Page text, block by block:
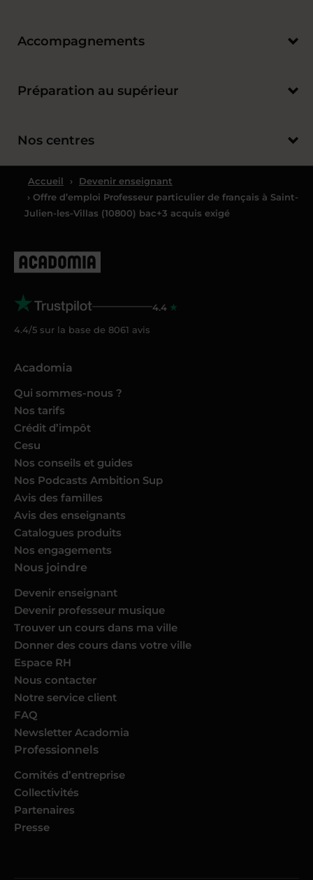
Accompagnements
Préparation au supérieur
Nos centres
Accueil ›
Devenir enseignant
› Offre d’emploi Professeur particulier de français à Saint-
Julien-les-Villas (10800) bac+3 acquis exigé
4.4
4.4/5 sur la base de 8061 avis
Acadomia
Qui sommes-nous ?
Nos tarifs
Crédit d’impôt
Cesu
Nos conseils et guides
Nos Podcasts Ambition Sup
Avis des familles
Avis des enseignants
Catalogues produits
Nos engagements
Nous joindre
Devenir enseignant
Devenir professeur musique
Trouver un cours dans ma ville
Donner des cours dans votre ville
Espace RH
Nous contacter
Notre service client
FAQ
Newsletter Acadomia
Professionnels
Comités d’entreprise
Collectivités
Partenaires
Presse